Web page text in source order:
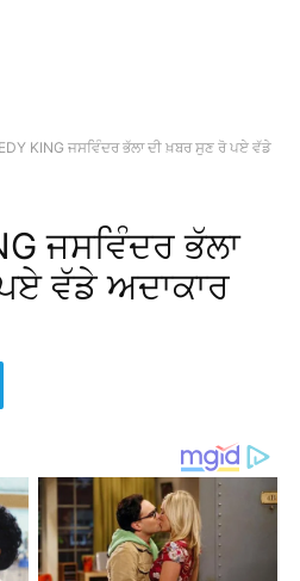
KING ਜਸਵਿੰਦਰ ਭੱਲਾ ਦੀ ਖ਼ਬਰ ਸੁਣ ਰੋ ਪਏ ਵੱਡੇ
ਜਸਵਿੰਦਰ ਭੱਲਾ
ਵੱਡੇ ਅਦਾਕਾਰ